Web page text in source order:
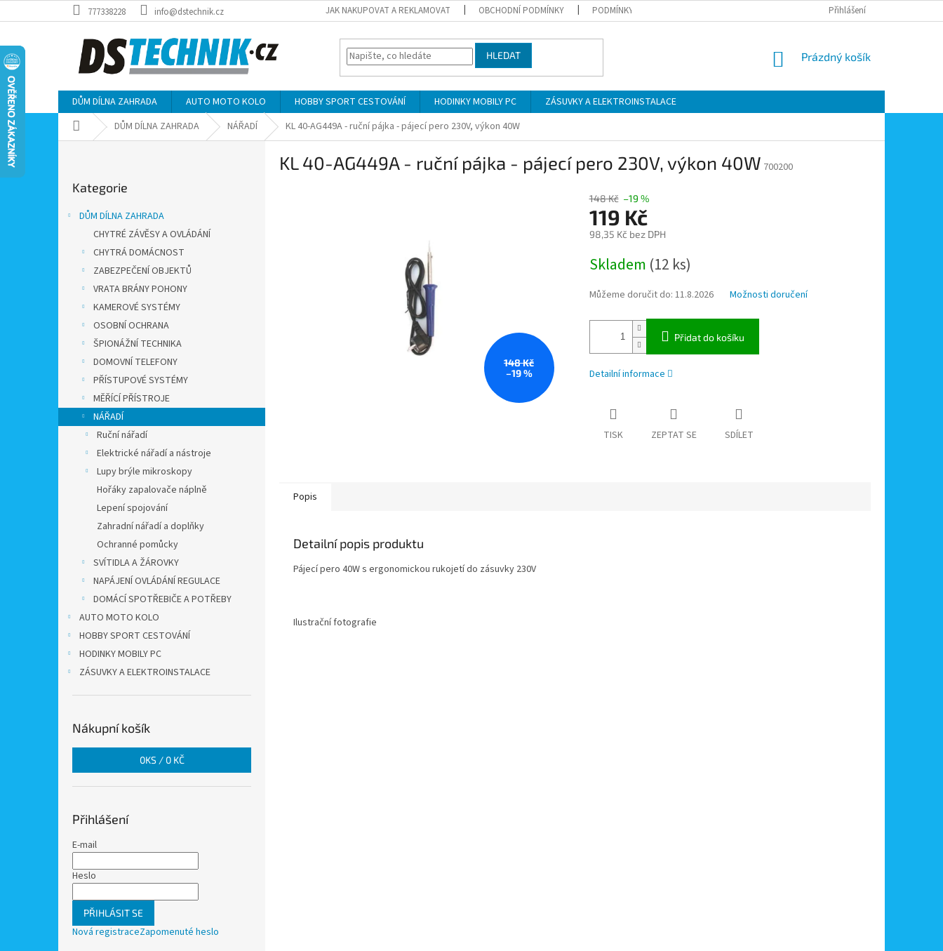
na
777338228 info@dstechnik.cz JAK NAKUPOVAT A REKLAMOVAT OBCHODNÍ PODMÍNKY PODMÍNKY OCHRANY OSOBNÍCH ÚDAJŮ MOJE OBJEDNÁVKA
Přihlášení
HLEDAT
NÁKUPNÍ
Prázdný košík
DŮM DÍLNA ZAHRADA AUTO MOTO KOLO HOBBY SPORT CESTOVÁNÍ HODINKY MOBILY PC
ZÁSUVKY A ELEKTROINSTALACE
Domů DŮM DÍLNA ZAHRADA NÁŘADÍ KL 40-AG449A - ruční pájka - pájecí pero 230V, výkon 40W
kategorie
Kategorie
DŮM DÍLNA ZAHRADA
CHYTRÉ ZÁVĚSY A OVLÁDÁNÍ
CHYTRÁ DOMÁCNOST
ZABEZPEČENÍ OBJEKTŮ
VRATA BRÁNY POHONY
KAMEROVÉ SYSTÉMY
OSOBNÍ OCHRANA
ŠPIONÁŽNÍ TECHNIKA
DOMOVNÍ TELEFONY
PŘÍSTUPOVÉ SYSTÉMY
MĚŘÍCÍ PŘÍSTROJE
NÁŘADÍ
Ruční nářadí
Elektrické nářadí a nástroje
Lupy brýle mikroskopy
Hořáky zapalovače náplně
Lepení spojování
Zahradní nářadí a doplňky
Ochranné pomůcky
SVÍTIDLA A ŽÁROVKY
NAPÁJENÍ OVLÁDÁNÍ REGULACE
DOMÁCÍ SPOTŘEBIČE A POTŘEBY
AUTO MOTO KOLO
HOBBY SPORT CESTOVÁNÍ
HODINKY MOBILY PC
ZÁSUVKY A ELEKTROINSTALACE
Nákupní košík
0KS / 0 KČ
Přihlášení
E-mail
Heslo
PŘIHLÁSIT SE
Nová registraceZapomenuté heslo
KL 40-AG449A - ruční pájka - pájecí pero 230V, výkon 40W 700200
148 Kč
–19 %
148 Kč –19 %
119 Kč
98,35 Kč bez DPH
cena:
Skladem (12 ks)
Můžeme doručit do: 11.8.2026 Možnosti doručení
Přidat do košíku
Detailní informace
TISK ZEPTAT SE SDÍLET
Popis
Detailní popis produktu
Pájecí pero 40W s ergonomickou rukojetí do zásuvky 230V
Ilustrační fotografie